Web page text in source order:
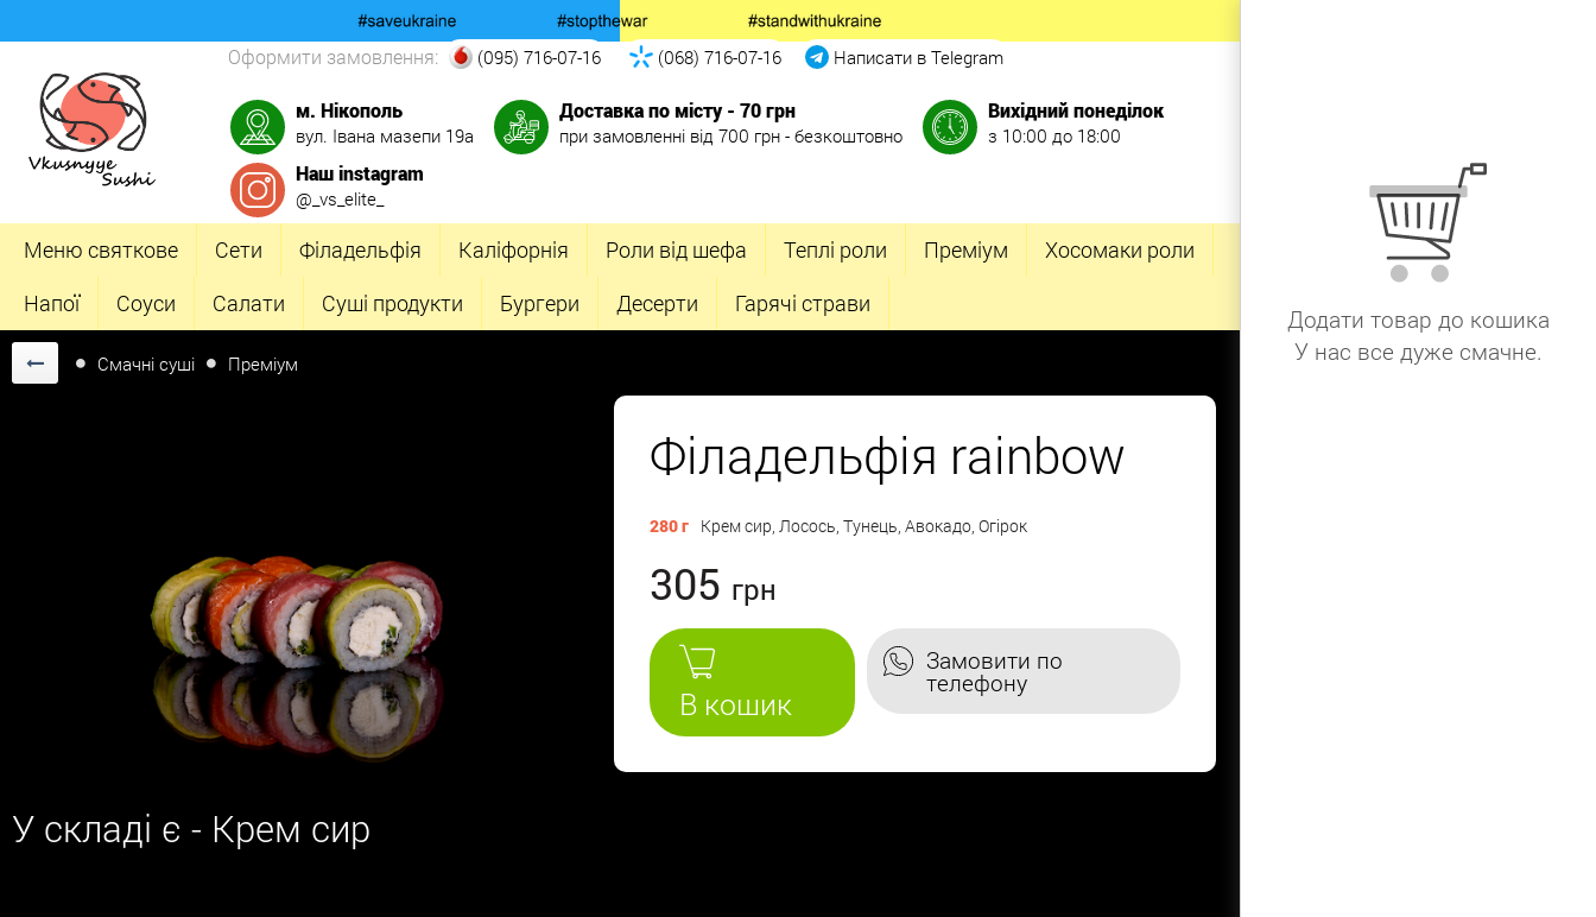
Оформити замовлення: (095) 716-07-16 (068) 716-07-16 Написати в Telegram
м. Нікополь
вул. Івана мазепи 19а
Доставка по місту - 70 грн
при замовленні від 700 грн - безкоштовно
Вихідний понеділок
з 10:00 до 18:00
Наш instagram
@_vs_elite_
Меню святкове Сети Філадельфія Каліфорнія Роли від шефа Теплі роли Преміум
Хосомаки роли
Напої
Соуси Салати Суші продукти Бургери Десерти Гарячі страви
Смачні суші Преміум
Філадельфія rainbow
280 г Крем сир, Лосось, Тунець, Авокадо, Огірок
305
В кошик
Замовити по
телефону
У складі є - Крем сир
Додати товар до кошика
У нас все дуже смачне.